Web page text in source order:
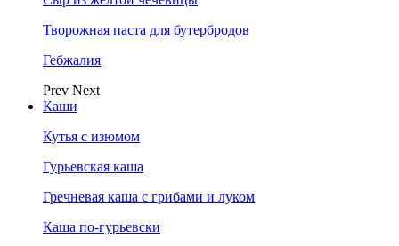
Творожная паста для бутербродов
Гебжалия
Prev Next
Каши
Кутья с изюмом
Гурьевская каша
Гречневая каша с грибами и луком
Каша по-гурьевски